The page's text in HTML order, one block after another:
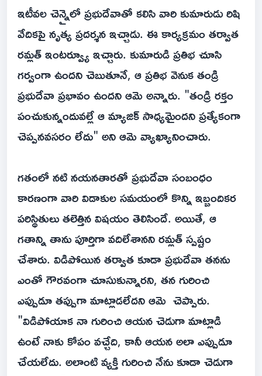
ఇటీవల చెన్నైలో ప్రభుదేవాతో కలిసి వారి కుమారుడు రిషి
వేదికపై నృత్య ప్రదర్శన ఇచ్చాడు. ఈ కార్యక్రమం తర్వాత
రమ్లత్ ఇంటర్వ్యూ ఇచ్చారు. కుమారుడి ప్రతిభ చూసి
గర్వంగా ఉందని చెబుతూనే, ఆ ప్రతిభ వెనుక తండ్రి
ప్రభుదేవా ప్రభావం ఉందని ఆమె అన్నారు. "తండ్రి రక్తం
పంచుకున్నందువల్లే ఆ మ్యాజిక్ సాధ్యమైందని ప్రత్యేకంగా
చెప్పనవసరం లేదు" అని ఆమె వ్యాఖ్యానించారు.
గతంలో నటి నయనతారతో ప్రభుదేవా సంబంధం
కారణంగా వారి విడాకుల సమయంలో కొన్ని ఇబ్బందికర
పరిస్థితులు తలెత్తిన విషయం తెలిసిందే. అయితే, ఆ
గతాన్ని తాను పూర్తిగా వదిలేశానని రమ్లత్ స్పష్టం
చేశారు. విడిపోయిన తర్వాత కూడా ప్రభుదేవా తనను
ఎంతో గౌరవంగా చూసుకున్నారని, తన గురించి
ఎప్పుడూ తప్పుగా మాట్లాడలేదని ఆమె చెప్పారు.
"విడిపోయాక నా గురించి ఆయన చెడుగా మాట్లాడి
ఉంటే నాకు కోపం వచ్చేది, కానీ ఆయన అలా ఎప్పుడూ
చేయలేదు. అలాంటి వ్యక్తి గురించి నేను కూడా చెడుగా